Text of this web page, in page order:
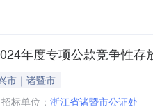
年度专项公款竞争性存
市｜诸暨市
招标单位： 浙江省诸暨市公证处